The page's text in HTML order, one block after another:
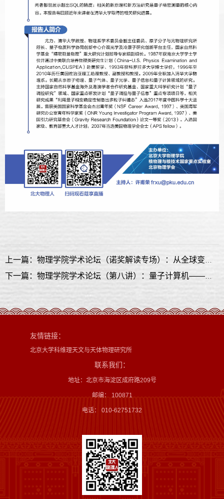
友情链接：
北京大学科维理天文与天体物理研究所
联系我们：
地址：北京市海淀区成府路209号
邮编： 100871
电话： 010-62751732